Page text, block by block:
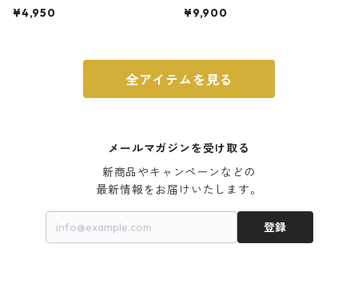
ト 3号 ブラック
¥4,950
m ガス火・IH対応 鉄フライパン
¥9,900
全アイテムを見る
メールマガジンを受け取る
新商品やキャンペーンなどの
最新情報をお届けいたします。
登録